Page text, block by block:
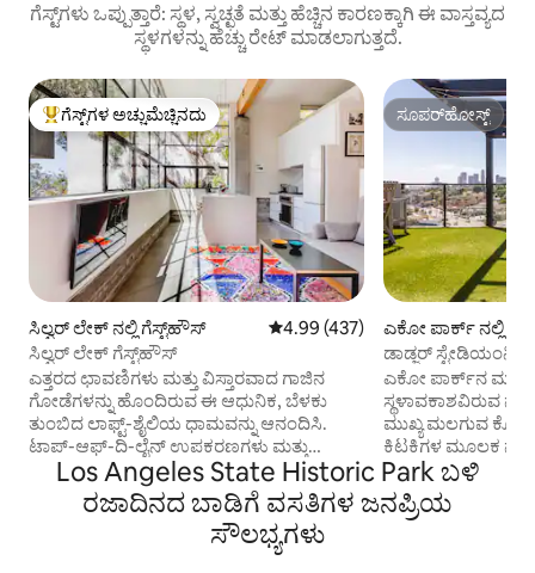
ಗೆಸ್ಟ್‌ಗಳು ಒಪ್ಪುತ್ತಾರೆ: ಸ್ಥಳ, ಸ್ವಚ್ಛತೆ ಮತ್ತು ಹೆಚ್ಚಿನ ಕಾರಣಕ್ಕಾಗಿ ಈ ವಾಸ್ತವ್ಯದ
ಸ್ಥಳಗಳನ್ನು ಹೆಚ್ಚು ರೇಟ್ ಮಾಡಲಾಗುತ್ತದೆ.
ಗೆಸ್ಟ್‌ಗಳಿಗೆ ಅತಿ ಹೆಚ್ಚು ಅಚ್ಚುಮೆಚ್ಚಿನದು
ಗೆಸ್ಟ್‌ಗಳ ಅಚ್ಚುಮೆಚ್ಚಿನದು
ಸಿಲ್ವರ್ ಲೇಕ್ ನಲ್ಲಿ ಗೆಸ್ಟ್‌ಹೌಸ್ 5 ರಲ್ಲಿ 4.99 ಸರಾಸರಿ ರೇಟಿಂಗ್, 437
4.99 (437)
ಸಿಲ್ವರ್ ಲೇಕ್ ಗೆಸ್ಟ್‌ಹೌಸ್
ಎತ್ತರದ ಛಾವಣಿಗಳು ಮತ್ತು ವಿಸ್ತಾರವಾದ ಗಾಜಿನ
ಗೋಡೆಗಳನ್ನು ಹೊಂದಿರುವ ಈ ಆಧುನಿಕ, ಬೆಳಕು
ತುಂಬಿದ ಲಾಫ್ಟ್-ಶೈಲಿಯ ಧಾಮವನ್ನು ಆನಂದಿಸಿ.
ಟಾಪ್-ಆಫ್-ದಿ-ಲೈನ್ ಉಪಕರಣಗಳು ಮತ್ತು
ಕಿಚನ್‌ವೇರ್‌ಗಳೊಂದಿಗೆ ಸುಂದರವಾದ
ಅಡುಗೆಮನೆಯಲ್ಲಿ ಊಟವನ್ನು ಸಿದ್ಧಪಡಿಸಿ. 2017 ರಲ್ಲಿ
ಪೂರ್ಣಗೊಂಡ ಈ ಬೌಹೌಸ್-ಪ್ರೇರಿತ ಗೆಸ್ಟ್‌ಹೌಸ್ ಅನ್ನು
GQ "ಲಾಸ್ ಏಂಜಲೀಸ್‌ನಲ್ಲಿನ ಅತ್ಯುತ್ತಮ Airbnbs"
ಲಿಸ್ಟ್‌ನಲ್ಲಿ ಪ್ರದರ್ಶಿಸಲಾಯಿತು. ಸೌರ ಫಲಕಗಳಿಂದ
ಸೂಪರ್‌ಹೋಸ್ಟ್
ಸೂಪರ್‌ಹೋಸ್ಟ್
ಎಕೋ ಪಾರ್ಕ್ ನಲ್ಲಿ
ಡಾಡ್ಜರ್
ವೀಕ್ಷಣೆಗಳು
ಎಕೋ ಪಾರ್ಕ್‌ನ
ಸ್ಥಳಾವಕಾಶವಿರುವ
ಮುಖ್ಯ ಮಲಗುವ
ಕಿಟಕಿಗಳ ಮೂಲಕ
ಎಚ್ಚರಗೊಳ್ಳಿ, ನಂತರ
ಡೆಕ್‌ನಲ್ಲಿ ವಿಶ್ರಾಂತಿ
ಊಟ ಮಾಡಿ. ಪಟ್ಟಣದ ಅತ್ಯುತ್ತಮ ಬಾರ್‌ಗಳು ಮತ್ತು
Los Angeles State Historic Park ಬಳಿ
ರಜಾದಿನದ ಬಾಡಿಗೆ ವಸತಿಗಳ ಜನಪ್ರಿಯ
ಸೌಲಭ್ಯಗಳು